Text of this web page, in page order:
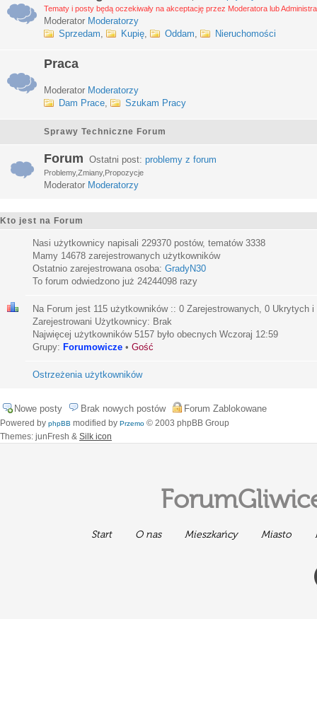
Tematy i posty będą oczekiwały na akceptację przez Moderatora lub
Moderator Moderatorzy
Sprzedam, Kupię, Oddam, Nieruchomości
Praca
Moderator Moderatorzy
Dam Prace, Szukam Pracy
Sprawy Techniczne Forum
Forum Ostatni post: problemy z forum
Problemy,Zmiany,Propozycje
Moderator Moderatorzy
Kto jest na Forum
Nasi użytkownicy napisali 229370 postów, tematów 3338
Mamy 14678 zarejestrowanych użytkowników
Ostatnio zarejestrowana osoba: GradyN30
To forum odwiedzono już 24244098 razy
Na Forum jest 115 użytkowników :: 0 Zarejestrowanych, 0 Ukrytych i
Zarejestrowani Użytkownicy: Brak
Najwięcej użytkowników 5157 było obecnych Wczoraj 12:59
Grupy: Forumowicze • Gość
Ostrzeżenia użytkowników
Nowe posty Brak nowych postów Forum Zablokowane
Powered by phpBB modified by Przemo © 2003 phpBB Group
Themes: junFresh & Silk icon
Start O nas Mieszkańcy Miasto